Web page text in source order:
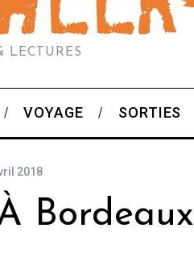
LECTURES
VOYAGE SORTIES
2018
Bordeaux